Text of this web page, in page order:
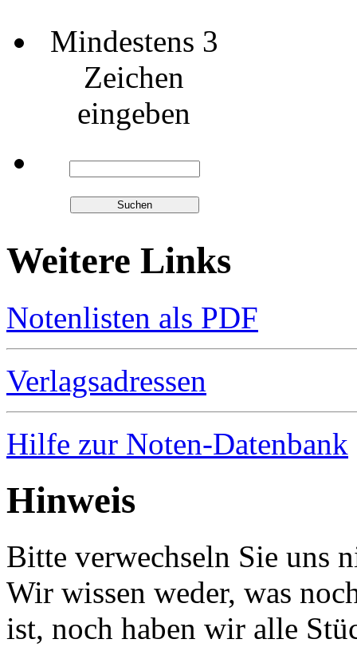
Mindestens 3
Zeichen
eingeben
Weitere Links
Notenlisten als PDF
Verlagsadressen
Hilfe zur Noten-Datenbank
Hinweis
Bitte verwechseln Sie uns
Wir wissen weder, was
ist, noch haben wir alle